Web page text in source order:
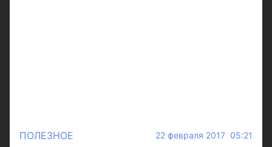
ПОЛЕЗНОЕ 22 февраля 2017 05:21